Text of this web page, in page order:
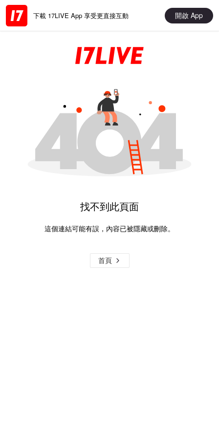
下載 17LIVE App 享受更直接互動 開啟 App
找不到此頁面
這個連結可能有誤，內容已被隱藏或刪除。
首頁